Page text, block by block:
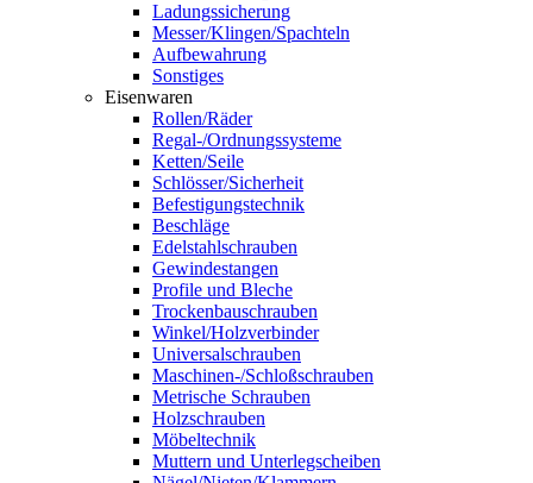
Ladungssicherung
Messer/Klingen/Spachteln
Aufbewahrung
Sonstiges
Eisenwaren
Rollen/Räder
Regal-/Ordnungssysteme
Ketten/Seile
Schlösser/Sicherheit
Befestigungstechnik
Beschläge
Edelstahlschrauben
Gewindestangen
Profile und Bleche
Trockenbauschrauben
Winkel/Holzverbinder
Universalschrauben
Maschinen-/Schloßschrauben
Metrische Schrauben
Holzschrauben
Möbeltechnik
Muttern und Unterlegscheiben